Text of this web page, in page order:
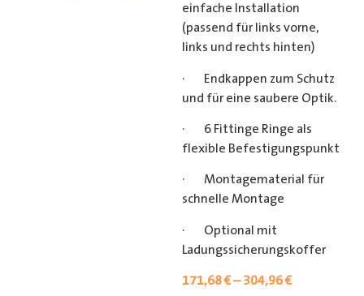
einfache Installation
(passend für links vorne,
links und rechts hinten)
· Endkappen zum Schutz
und für eine saubere Optik.
· 6 Fittinge Ringe als
flexible Befestigungspunkt
· Montagematerial für
schnelle Montage
· Optional mit
Ladungssicherungskoffer
171,68€–304,96€